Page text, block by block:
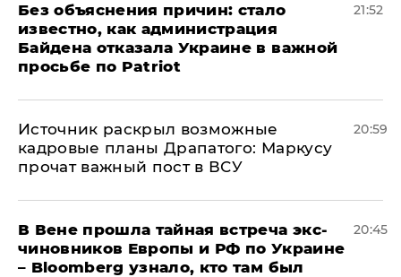
Без объяснения причин: стало
известно, как администрация
Байдена отказала Украине в важной
просьбе по Patriot
21:52
​Источник раскрыл возможные
кадровые планы Драпатого: Маркусу
прочат важный пост в ВСУ
20:59
В Вене прошла тайная встреча экс-
чиновников Европы и РФ по Украине
– Bloomberg узнало, кто там был
20:45